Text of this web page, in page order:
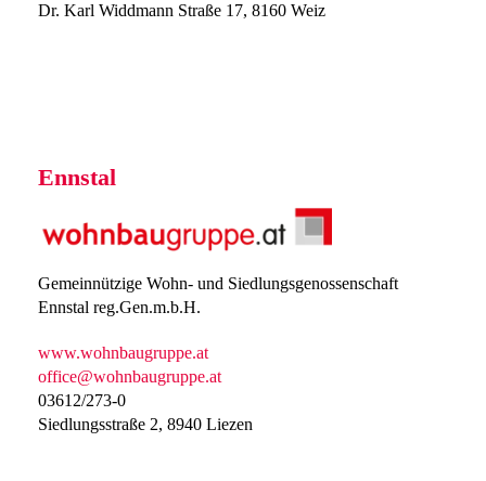
Dr. Karl Widdmann Straße 17, 8160 Weiz
Ennstal
Gemeinnützige Wohn- und Siedlungsgenossenschaft
Ennstal reg.Gen.m.b.H.
www.wohnbaugruppe.at
office@wohnbaugruppe.at
03612/273-0
Siedlungsstraße 2, 8940 Liezen